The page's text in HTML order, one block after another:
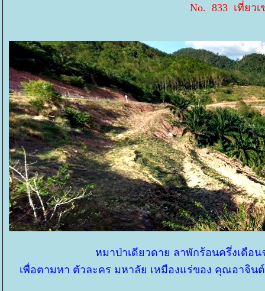
No. 833 เที่ยว
หมาป่าเดียวดาย ลาพักร้อนครึ่งเดือ
เพื่อตามหา ตัวละคร มหาลัย เหมืองแร่ของ คุณอาจิ